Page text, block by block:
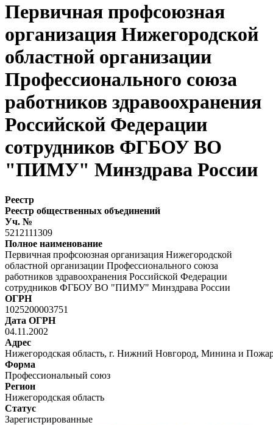
Первичная профсоюзная
организация Нижегородской
областной организации
Профессионального союза
работников здравоохранения
Российской Федерации
сотрудников ФГБОУ ВО
"ПИМУ" Минздрава России
Реестр
Реестр общественных объединений
Уч. №
5212111309
Полное наименование
Первичная профсоюзная организация Нижегородской
областной организации Профессионального союза
работников здравоохранения Российской Федерации
сотрудников ФГБОУ ВО "ПИМУ" Минздрава России
ОГРН
1025200003751
Дата ОГРН
04.11.2002
Адрес
Нижегородская область, г. Нижний Новгород, Минина и
Форма
Профессиональный союз
Регион
Нижегородская область
Статус
Зарегистрированные